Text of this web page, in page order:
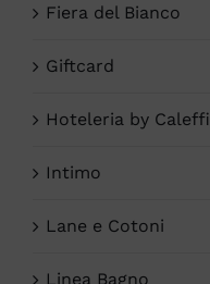
Fiera del Bianco
Giftcard
Hoteleria by Caleffi
Intimo
Lane e Cotoni
Linea Bagno